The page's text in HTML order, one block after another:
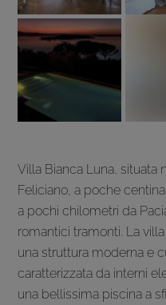
Villa Bianca Luna, situata
Feliciano, a poche
a pochi chilometri da
romantici tramonti. La
una struttura moderna e
caratterizzata da interni
una bellissima piscina a